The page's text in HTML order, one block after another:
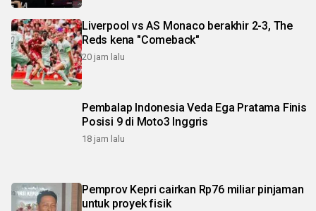
Liverpool vs AS Monaco berakhir 2-3, The
Reds kena "Comeback"
20 jam lalu
Pembalap Indonesia Veda Ega Pratama Finis
Posisi 9 di Moto3 Inggris
18 jam lalu
Pemprov Kepri cairkan Rp76 miliar pinjaman
untuk proyek fisik